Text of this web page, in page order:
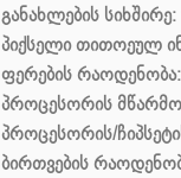
განახლების სიხშირე:
პიქსელი თითოეულ
ფერების რაოდენობა:
პროცესორის
პროცესორის/
ბირთვების